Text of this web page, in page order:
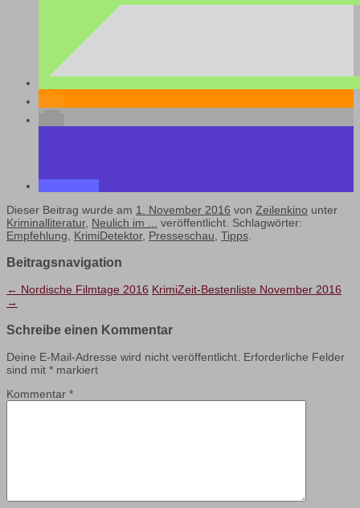
Dieser Beitrag wurde am 1. November 2016 von Zeilenkino unter
Kriminalliteratur, Neulich im ...
veröffentlicht. Schlagwörter:
Empfehlung
KrimiDetektor, Presseschau Tipps
Beitragsnavigation
← Nordische Filmtage 2016 KrimiZeit-Bestenliste November 2016
→
Schreibe einen Kommentar
Deine E-Mail-Adresse wird nicht veröffentlicht. Erforderliche Felder
sind mit * markiert
Kommentar *